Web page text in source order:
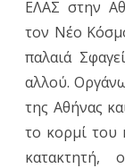
ΕΛΑΣ στην
τον Νέο
παλαιά
αλλού.
της Αθήνας
το κορμί του
κατακτητή,